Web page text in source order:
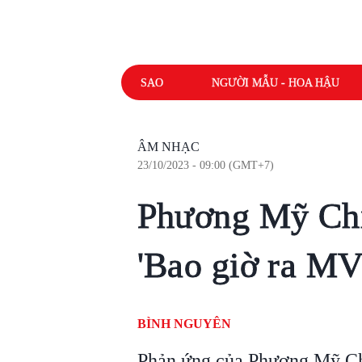
SAO NGƯỜI MẪU - HOA HẬU
ÂM NHẠC
23/10/2023 - 09:00 (GMT+7)
Phương Mỹ
'Bao giờ ra
BÌNH NGUYÊN